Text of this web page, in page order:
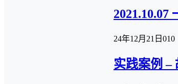
2021.10.07
24年12月21日 010
实践案例 –